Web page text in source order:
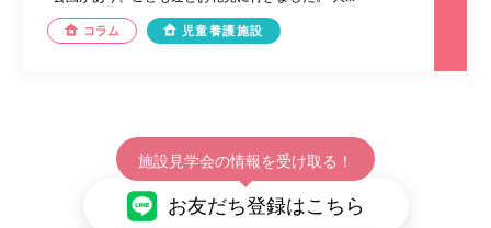
コラム 児童養護施設
施設見学会の情報を受け取る！
お友だち登録はこちら